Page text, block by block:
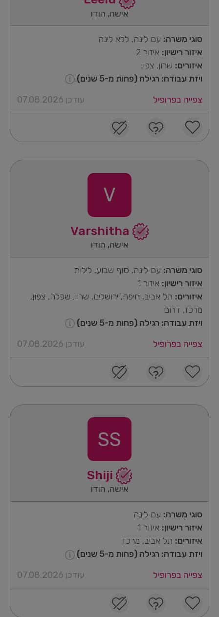
אישה, הודו
סוגי משרה: עם לינה, ללא לינה
איזור רישיון: איזור 2
איזורים: שרון, צפון
ויזת עבודה: רגילה (פחות מ-5 שנים)
צפייה בפרופיל
עודכן 07.08.2026
V
אישה, הודו
סוגי משרה: עם לינה, סוף שבוע, לילות
איזור רישיון: איזור 1
איזורים: תל אביב, חיפה, ירושלים, שרון, שפלה, צפון,
מרכז, דרום
ויזת עבודה: רגילה (פחות מ-5 שנים)
צפייה בפרופיל
עודכן 07.08.2026
SS
אישה, הודו
סוגי משרה: עם לינה
איזור רישיון: איזור 1
איזורים: תל אביב, מרכז
ויזת עבודה: רגילה (פחות מ-5 שנים)
צפייה בפרופיל
עודכן 07.08.2026